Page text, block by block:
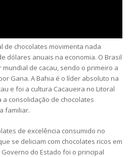
de chocolates movimenta nada
dólares anuais na economia. O Brasil
de cacau, sendo o primeiro a
Gana. A Bahia é o líder absoluto na
e foi a cultura Cacaueira no Litoral
consolidação de chocolates
familiar.
de excelência consumido no
se deliciam com chocolates ricos em
do Estado foi o principal